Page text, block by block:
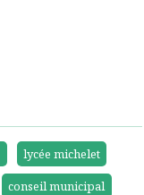
lycée michelet
conseil municipal